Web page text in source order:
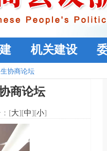
机关建设
协商论坛
商论坛
[大][中][小]